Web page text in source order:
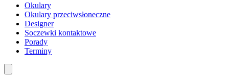
Okulary
Okulary przeciwsłoneczne
Designer
Soczewki kontaktowe
Porady
Terminy